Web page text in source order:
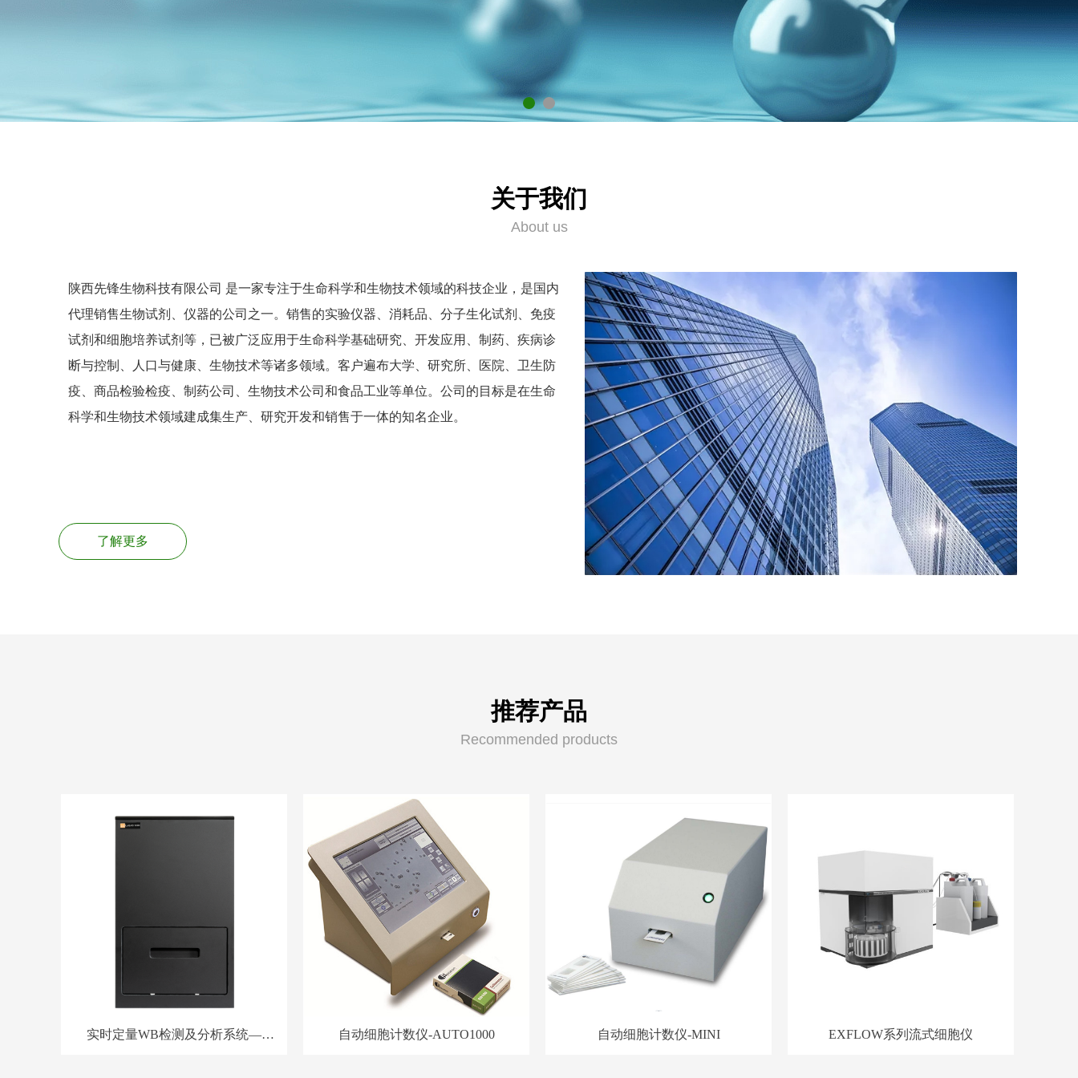
关于我们
陕西先锋生物科技有限公司 是一家专注于生命科学和生物技术领域的科技企业，是国内
代理销售生物试剂、仪器的公司之一。销售的实验仪器、消耗品、分子生化试剂、免疫
试剂和细胞培养试剂等，已被广泛应用于生命科学基础研究、开发应用、制药、疾病诊
断与控制、人口与健康、生物技术等诸多领域。客户遍布大学、研究所、医院、卫生防
疫、商品检验检疫、制药公司、生物技术公司和食品工业等单位。公司的目标是在生命
科学和生物技术领域建成集生产、研究开发和销售于一体的知名企业。
About us
了解更多
推荐产品
Recommended products
实时定量WB检测及分析系统—
自动细胞计数仪-AUTO1000 自动细胞计数仪-MINI EXFLOW系列流式细胞仪